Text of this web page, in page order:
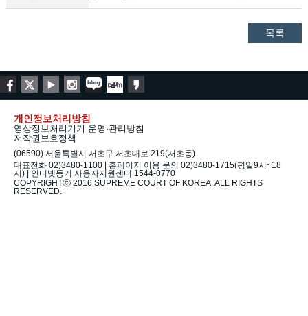
목록
개인정보처리방침
영상정보처리기기 운영·관리방침
저작권보호정책
(06590) 서울특별시 서초구 서초대로 219(서초동)
대표전화 02)3480-1100 | 홈페이지 이용 문의 02)3480-1715(평일9시~18
시) | 인터넷등기 사용자지원센터 1544-0770
COPYRIGHTⓒ 2016 SUPREME COURT OF KOREA. ALL RIGHTS
RESERVED.